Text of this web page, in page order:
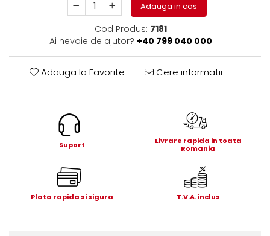
Motoare electrice si pompe
hidraulice
Role, bucse si bolturi
Bolturi, role si bucse
Cilindri si burdufe
Adauga in cos
Cod Produs: 7181
Ai nevoie de ajutor? +40 799 040 000
Adauga la Favorite Cere informatii
Suport
Livrare rapida in toata
Romania
Plata rapida si sigura T.V.A. inclus